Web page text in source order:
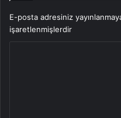
E-posta adresiniz
işaretlenmişlerdir